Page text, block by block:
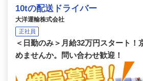
10tの配送ドライバー
大洋運輸株式会社
正社員
＜日勤のみ＞月給32万円スタート！
めませんか。問い合わせ歓迎！